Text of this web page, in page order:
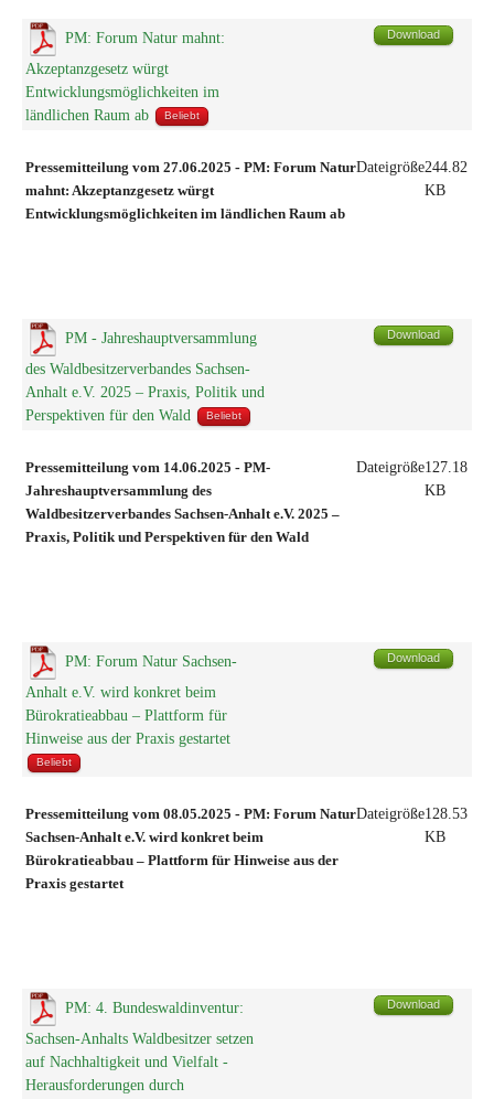
PM: Forum Natur mahnt:
Akzeptanzgesetz würgt
Entwicklungsmöglichkeiten im
ländlichen Raum ab
Beliebt
Download
Pressemitteilung vom 27.06.2025 - PM: Forum Natur
mahnt: Akzeptanzgesetz würgt
Entwicklungsmöglichkeiten im ländlichen Raum ab
Dateigröße244.82
KB
PM - Jahreshauptversammlung
des Waldbesitzerverbandes Sachsen-
Anhalt e.V. 2025 – Praxis, Politik und
Perspektiven für den Wald
Beliebt
Download
Pressemitteilung vom 14.06.2025 - PM-
Jahreshauptversammlung des
Waldbesitzerverbandes Sachsen-Anhalt e.V. 2025 –
Praxis, Politik und Perspektiven für den Wald
Dateigröße127.18
KB
PM: Forum Natur Sachsen-
Anhalt e.V. wird konkret beim
Bürokratieabbau – Plattform für
Hinweise aus der Praxis gestartet
Beliebt
Download
Pressemitteilung vom 08.05.2025 - PM: Forum Natur
Sachsen-Anhalt e.V. wird konkret beim
Bürokratieabbau – Plattform für Hinweise aus der
Praxis gestartet
Dateigröße128.53
KB
PM: 4. Bundeswaldinventur:
Sachsen-Anhalts Waldbesitzer setzen
auf Nachhaltigkeit und Vielfalt -
Herausforderungen durch
Download